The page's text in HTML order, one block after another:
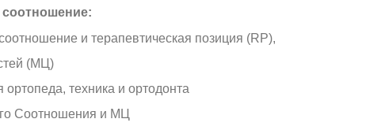
соотношение:
и терапевтическая позиция (RP),
(МЦ)
техника и ортодонта
Соотношения и МЦ